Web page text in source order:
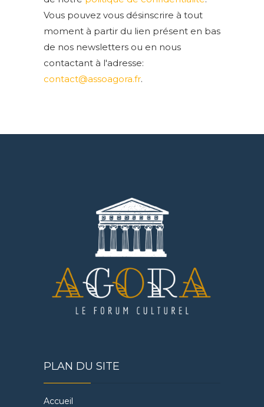
Vous pouvez vous désinscrire à tout
moment à partir du lien présent en bas
de nos newsletters ou en nous
contactant à l'adresse:
contact@assoagora.fr.
PLAN DU SITE
Accueil